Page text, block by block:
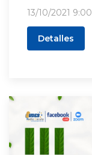
13/10/2021
Detalles